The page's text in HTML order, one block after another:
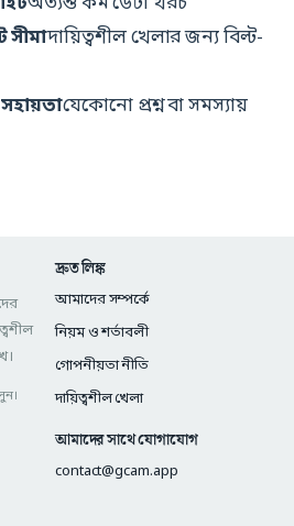
সীমাদায়িত্বশীল খেলার জন্য বিল্ট-
যেকোনো প্রশ্ন বা সমস্যায়
দ্রুত লিঙ্ক
আমাদের সম্পর্কে
নিয়ম ও শর্তাবলী
গোপনীয়তা নীতি
দায়িত্বশীল খেলা
আমাদের সাথে যোগাযোগ
contact@gcam.app